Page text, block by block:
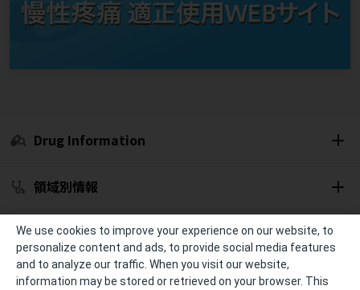
Drug Information
領域別情報
セミナー開催予定
冊子・資材
We use cookies to improve your experience on our website, to
personalize content and ads, to provide social media features
and to analyze our traffic. When you visit our website,
information may be stored or retrieved on your browser. This